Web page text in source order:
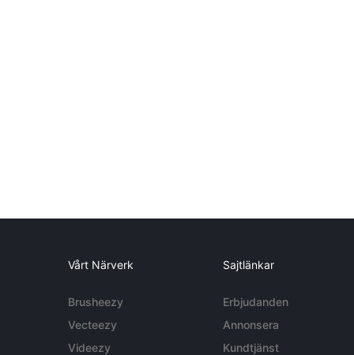
Vårt Närverk
Brusheezy
Vecteezy
Videezy
Sajtlänkar
Erbjudanden
Annonsera
Kundtjänst